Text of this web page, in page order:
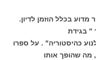
בכלל הוזמן לדיון.
" בגידת
כהיסטוריה" . על ספרו
מה שהופך אותו